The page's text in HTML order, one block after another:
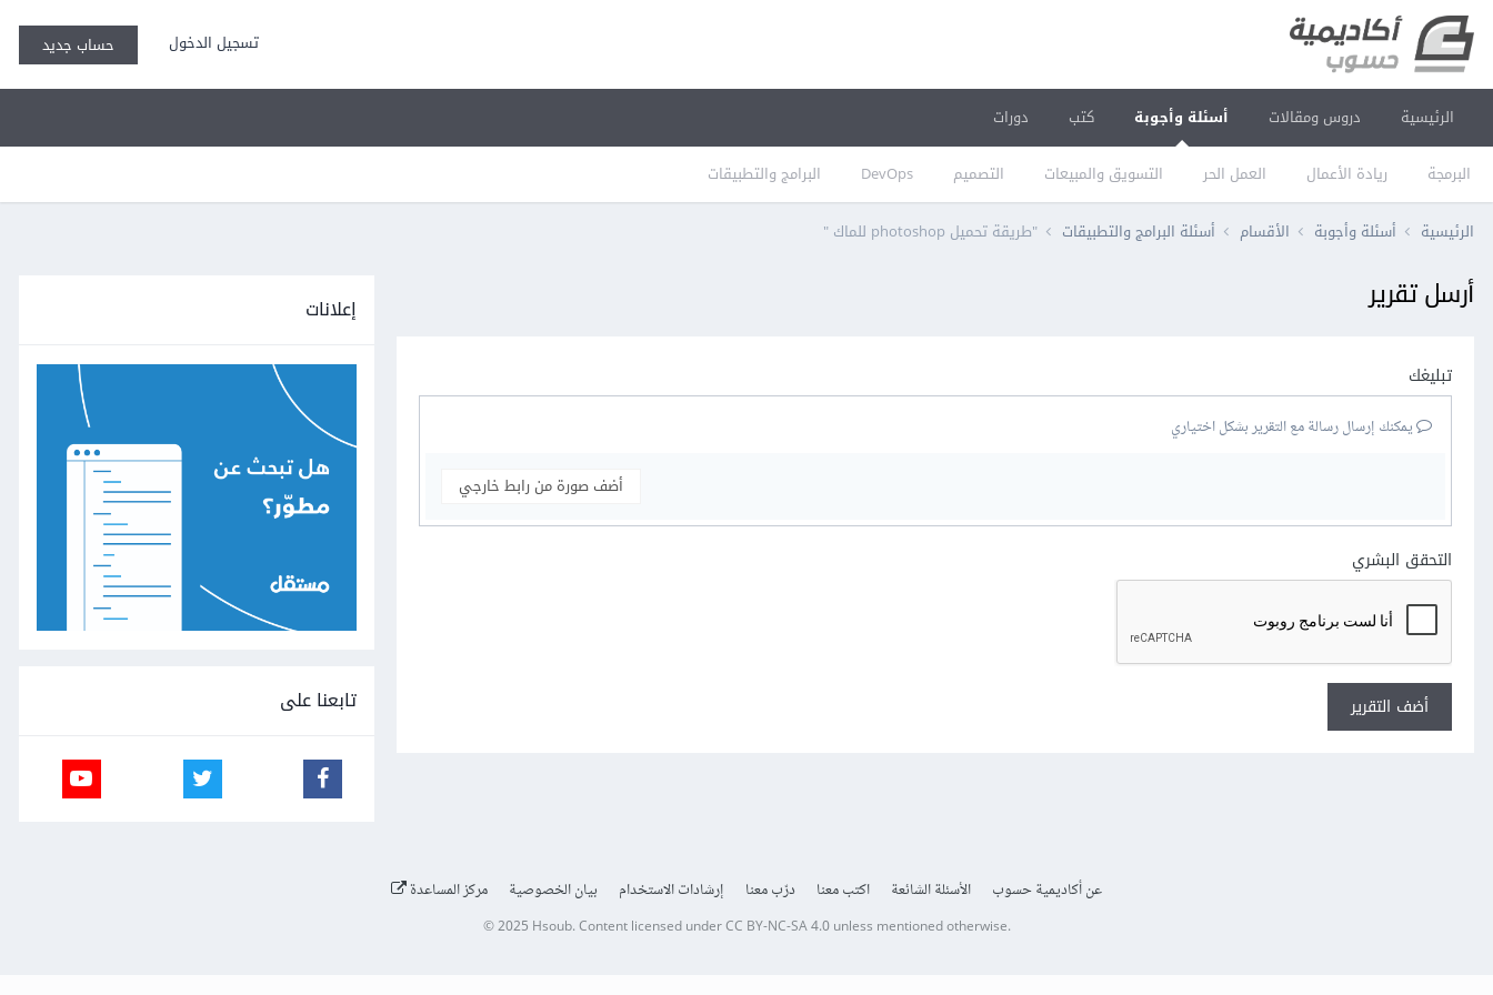
تسجيل الدخول حساب جديد
الرئيسية دروس ومقالات أسئلة وأجوبة
البرمجة ريادة الأعمال العمل الحر التسويق والمبيعات التصميم DevOps البرامج والتطبيقات
كتب دورات
الرئيسية أسئلة وأجوبة الأقسام أسئلة البرامج والتطبيقات "طريقة تحميل photoshop للماك "
أرسل تقرير
تبليغك
يمكنك إرسال رسالة مع التقرير بشكل اختياري
أضف صورة من رابط خارجي
التحقق البشري
أضف التقرير
إعلانات
تابعنا على
عن أكاديمية حسوب الأسئلة الشائعة اكتب معنا درّب معنا إرشادات الاستخدام بيان الخصوصية مركز المساعدة
© 2025 Hsoub.Content licensed underCC BY-NC-SA 4.0unless mentioned otherwise.